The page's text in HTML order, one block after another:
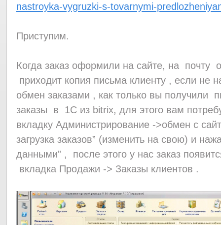
nastroyka-vygruzki-s-tovarnymi-
Приступим.
Когда заказ оформили на сайте, на
приходит копия письма клиенту , если не
обмен заказами , как только вы получили
заказы в 1С из bitrix, для этого вам
вкладку Администрирование ->обмен с
загрузка заказов” (изменить на свою) и
данными” , после этого у нас заказ
вкладка Продажи -> Заказы клиентов .